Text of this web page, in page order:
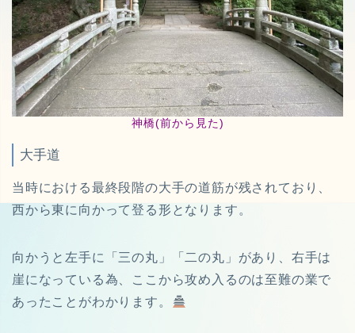
神橋(前から見た)
大手道
当時における最終段階の大手の道筋が残されており、
西から東に向かって登る形となります。
向かうと左手に「三の丸」「二の丸」があり、右手は
崖になっている為、ここから攻め入るのは至難の業で
あったことがわかります。